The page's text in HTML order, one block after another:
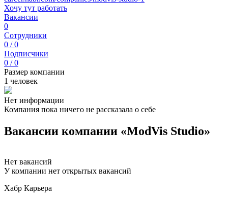
Хочу тут работать
Вакансии
0
Сотрудники
0 / 0
Подписчики
0 / 0
Размер компании
1 человек
Нет информации
Компания пока ничего не рассказала о себе
Вакансии компании «ModVis Studio»
Нет вакансий
У компании нет открытых вакансий
Хабр Карьера